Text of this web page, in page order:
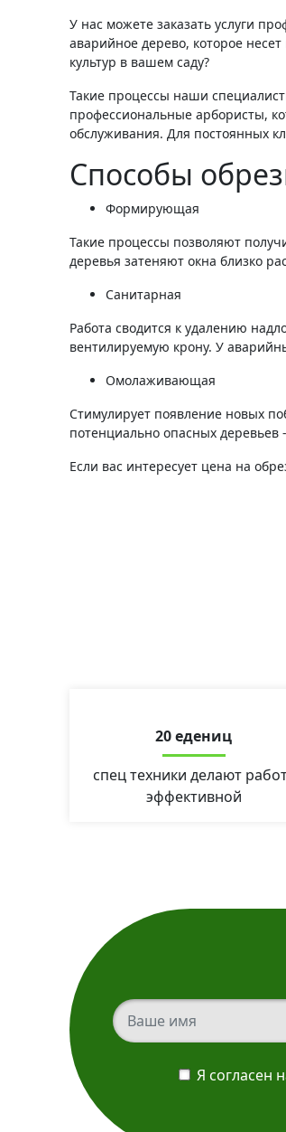
У нас можете заказать услуги
аварийное дерево, которое
культур в вашем саду?
Такие процессы наши
профессиональные арбористы,
обслуживания. Для постоянных
Способы
Формирующая
Такие процессы позволяют
деревья затеняют окна близко
Санитарная
Работа сводится к удалению
вентилируемую крону. У
Омолаживающая
Стимулирует появление новых
потенциально опасных
Если вас интересует цена на
20 едениц
спец техники делают
эффективной
Ваш телефон
Я согласен